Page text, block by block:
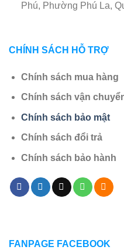
Phú, Phường Phú La,
CHÍNH SÁCH HỖ TRỢ
Chính sách mua hàng
Chính sách vận
Chính sách bảo mật
Chính sách đổi trả
Chính sách bảo hành
FANPAGE FACEBOOK